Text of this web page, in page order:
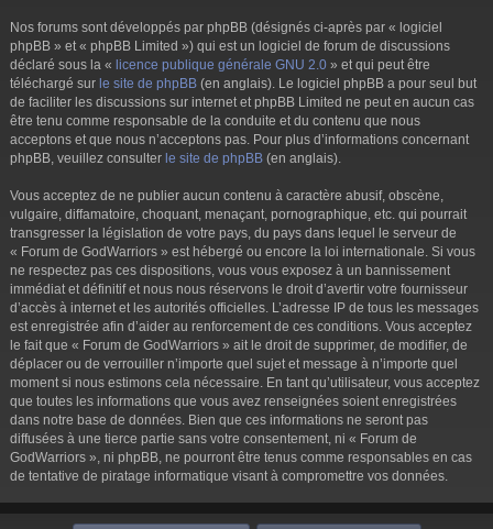
Nos forums sont développés par phpBB (désignés ci-après par « logiciel
phpBB » et « phpBB Limited ») qui est un logiciel de forum de discussions
déclaré sous la « licence publique générale GNU 2.0 » et qui peut être
téléchargé sur le site de phpBB (en anglais). Le logiciel phpBB a pour seul but
de faciliter les discussions sur internet et phpBB Limited ne peut en aucun cas
être tenu comme responsable de la conduite et du contenu que nous
acceptons et que nous n’acceptons pas. Pour plus d’informations concernant
phpBB, veuillez consulter le site de phpBB (en anglais).
Vous acceptez de ne publier aucun contenu à caractère abusif, obscène,
vulgaire, diffamatoire, choquant, menaçant, pornographique, etc. qui pourrait
transgresser la législation de votre pays, du pays dans lequel le serveur de
« Forum de GodWarriors » est hébergé ou encore la loi internationale. Si vous
ne respectez pas ces dispositions, vous vous exposez à un bannissement
immédiat et définitif et nous nous réservons le droit d’avertir votre fournisseur
d’accès à internet et les autorités officielles. L’adresse IP de tous les messages
est enregistrée afin d’aider au renforcement de ces conditions. Vous acceptez
le fait que « Forum de GodWarriors » ait le droit de supprimer, de modifier, de
déplacer ou de verrouiller n’importe quel sujet et message à n’importe quel
moment si nous estimons cela nécessaire. En tant qu’utilisateur, vous acceptez
que toutes les informations que vous avez renseignées soient enregistrées
dans notre base de données. Bien que ces informations ne seront pas
diffusées à une tierce partie sans votre consentement, ni « Forum de
GodWarriors », ni phpBB, ne pourront être tenus comme responsables en cas
de tentative de piratage informatique visant à compromettre vos données.